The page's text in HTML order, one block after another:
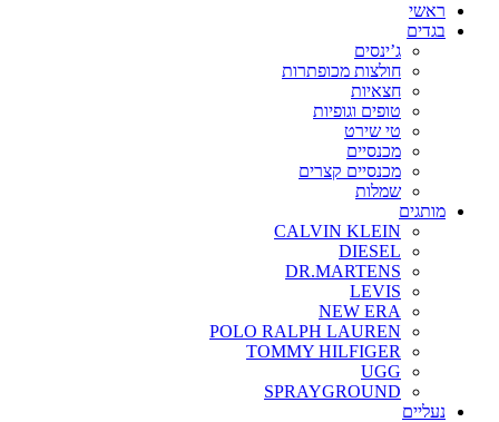
ראשי
בגדים
ג’ינסים
חולצות מכופתרות
חצאיות
טופים וגופיות
טי שירט
מכנסיים
מכנסיים קצרים
שמלות
מותגים
CALVIN KLEIN
DIESEL
DR.MARTENS
LEVIS
NEW ERA
POLO RALPH LAUREN
TOMMY HILFIGER
UGG
SPRAYGROUND
נעליים